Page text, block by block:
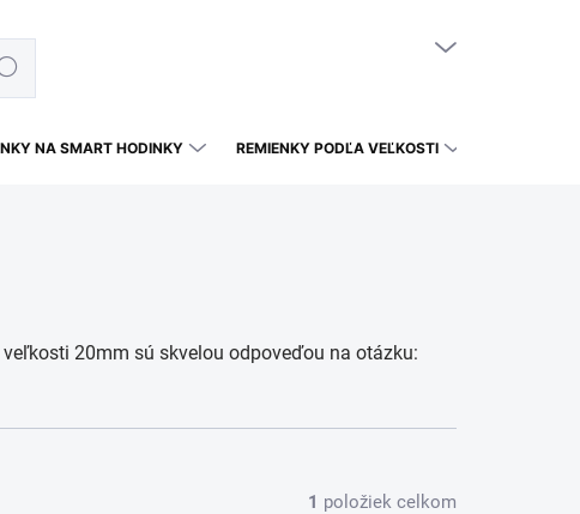
NÁKUPNÝ KOŠÍK
NA SMART HODINKY REMIENKY PODĽA VEĽKOSTI
20mm sú skvelou odpoveďou na otázku:
1 položiek celkom